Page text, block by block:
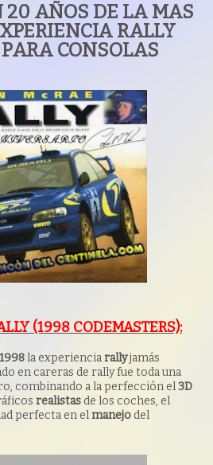
20 AÑOS DE LA MAS
RALLY
CONSOLAS
(1998 CODEMASTERS):
1998la experienciarallyjamás
en careras de rally fue toda una
combinando a la perfección el3D
realistas de los coches, el
perfecta en elmanejo del